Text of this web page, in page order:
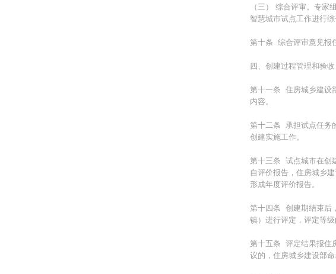
（三） 综合评审。专家
智慧城市试点工作进行
第十条 综合评审意见报
四、创建过程管理和验收
第十一条 住房城乡建设
内容。
第十二条 承担试点任务
创建实施工作。
第十三条 试点城市在创
自评价报告，住房城乡
形成年度评价报告。
第十四条 创建期结束后
镇）进行评定，评定等
第十五条 评定结果报住
议的，住房城乡建设部